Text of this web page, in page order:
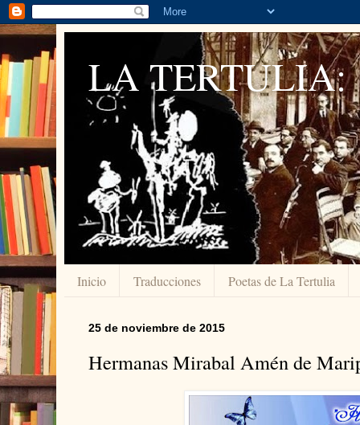
LA TERTULIA:
Inicio Traducciones Poetas de La Tertulia
25 de noviembre de 2015
Hermanas Mirabal Amén de